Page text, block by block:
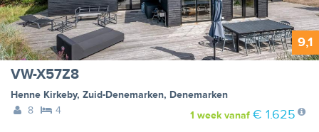
9,1
VW-X57Z8
Henne Kirkeby, Zuid-Denemarken, Denemarken
8
4 1 weekvanaf € 1.625